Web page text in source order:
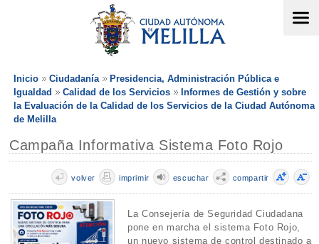
Inicio Ciudadanía
Presidencia, Administración Pública e
Igualdad
Calidad de los Servicios
Informes de Gestión y sobre
la Evaluación de la Calidad de los Servicios de la Ciudad Autónoma
de Melilla
Campaña Informativa Sistema Foto Rojo
compartir
escuchar
imprimir
volver
La Consejería de Seguridad Ciudadana
pone en marcha el sistema Foto Rojo,
un nuevo sistema de control destinado a